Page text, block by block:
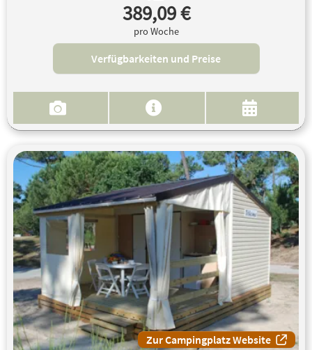
389,09 €
pro Woche
Verfügbarkeiten und Preise
Zur Campingplatz Website